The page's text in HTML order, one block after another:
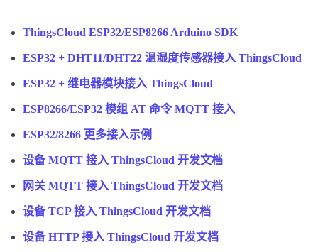
ThingsCloud ESP32/ESP8266 Arduino SDK
ESP32 + DHT11/DHT22 温湿度传感器接入 ThingsCloud
ESP32 + 继电器模块接入 ThingsCloud
ESP8266/ESP32 模组 AT 命令 MQTT 接入
ESP32/8266 更多接入示例
设备 MQTT 接入 ThingsCloud 开发文档
网关 MQTT 接入 ThingsCloud 开发文档
设备 TCP 接入 ThingsCloud 开发文档
设备 HTTP 接入 ThingsCloud 开发文档